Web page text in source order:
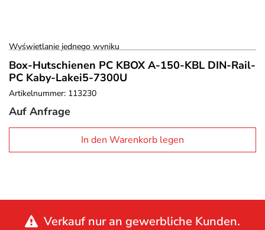
Wyświetlanie jednego wyniku
Box-Hutschienen PC KBOX A-150-KBL DIN-Rail-
PC Kaby-Lakei5-7300U
Artikelnummer: 113230
Auf Anfrage
In den Warenkorb legen
Verkauf nur an gewerbliche Kunden.